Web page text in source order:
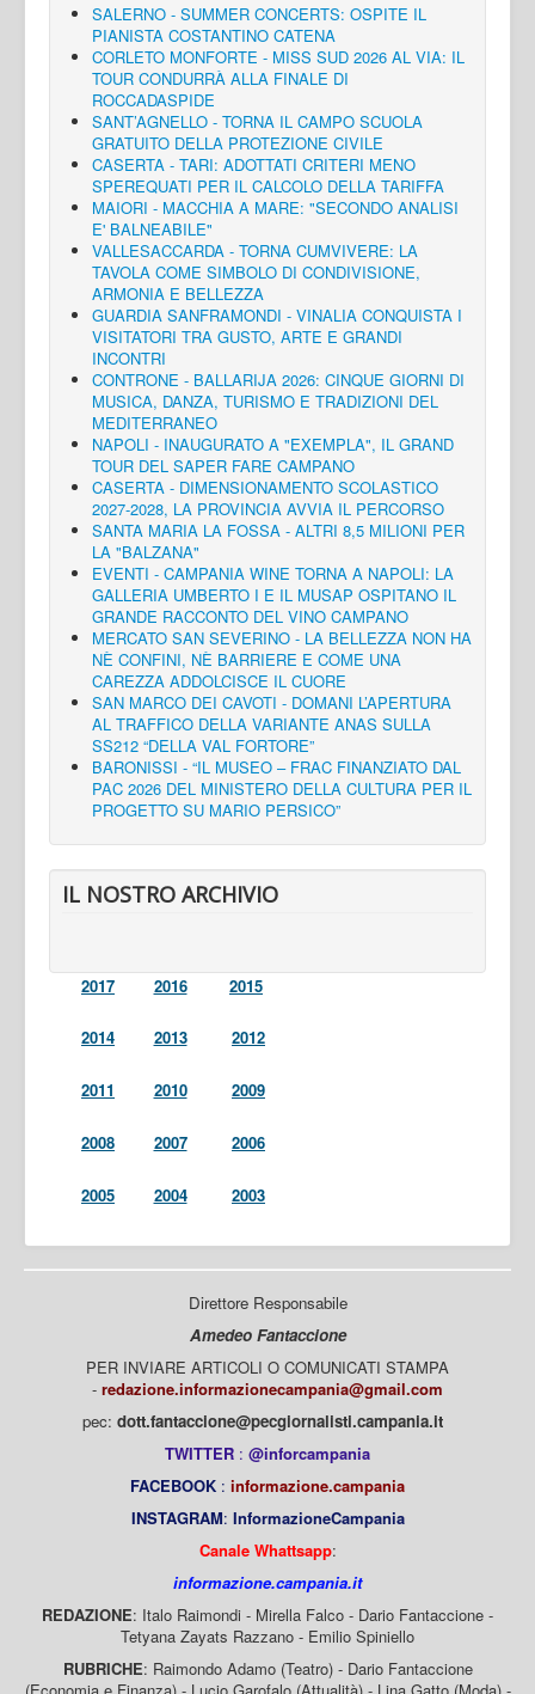
SALERNO - SUMMER CONCERTS: OSPITE IL
PIANISTA COSTANTINO CATENA
CORLETO MONFORTE - MISS SUD 2026 AL VIA: IL
TOUR CONDURRÀ ALLA FINALE DI
ROCCADASPIDE
SANT’AGNELLO - TORNA IL CAMPO SCUOLA
GRATUITO DELLA PROTEZIONE CIVILE
CASERTA - TARI: ADOTTATI CRITERI MENO
SPEREQUATI PER IL CALCOLO DELLA TARIFFA
MAIORI - MACCHIA A MARE: "SECONDO ANALISI
E' BALNEABILE"
VALLESACCARDA - TORNA CUMVIVERE: LA
TAVOLA COME SIMBOLO DI CONDIVISIONE,
ARMONIA E BELLEZZA
GUARDIA SANFRAMONDI - VINALIA CONQUISTA I
VISITATORI TRA GUSTO, ARTE E GRANDI
INCONTRI
CONTRONE - BALLARIJA 2026: CINQUE GIORNI DI
MUSICA, DANZA, TURISMO E TRADIZIONI DEL
MEDITERRANEO
NAPOLI - INAUGURATO A "EXEMPLA", IL GRAND
TOUR DEL SAPER FARE CAMPANO
CASERTA - DIMENSIONAMENTO SCOLASTICO
2027-2028, LA PROVINCIA AVVIA IL PERCORSO
SANTA MARIA LA FOSSA - ALTRI 8,5 MILIONI PER
LA "BALZANA"
EVENTI - CAMPANIA WINE TORNA A NAPOLI: LA
GALLERIA UMBERTO I E IL MUSAP OSPITANO IL
GRANDE RACCONTO DEL VINO CAMPANO
MERCATO SAN SEVERINO - LA BELLEZZA NON HA
NÈ CONFINI, NÈ BARRIERE E COME UNA
CAREZZA ADDOLCISCE IL CUORE
SAN MARCO DEI CAVOTI - DOMANI L’APERTURA
AL TRAFFICO DELLA VARIANTE ANAS SULLA
SS212 “DELLA VAL FORTORE”
BARONISSI - “IL MUSEO – FRAC FINANZIATO DAL
PAC 2026 DEL MINISTERO DELLA CULTURA PER IL
PROGETTO SU MARIO PERSICO”
IL NOSTRO ARCHIVIO
2017 2016 2015
2014 2013 2012
2011 2010 2009
2008 2007 2006
2005 2004 2003
Direttore Responsabile
Amedeo Fantaccione
PER INVIARE ARTICOLI O COMUNICATI STAMPA
- redazione.informazionecampania@gmail.com
pec: dott.fantaccione@pecgiornalisti.campania.it
TWITTER : @inforcampania
FACEBOOK : informazione.campania
INSTAGRAM: InformazioneCampania
Canale Whattsapp:
informazione.campania.it
REDAZIONE: Italo Raimondi - Mirella Falco - Dario Fantaccione -
Tetyana Zayats Razzano - Emilio Spiniello
RUBRICHE: Raimondo Adamo (Teatro) - Dario Fantaccione